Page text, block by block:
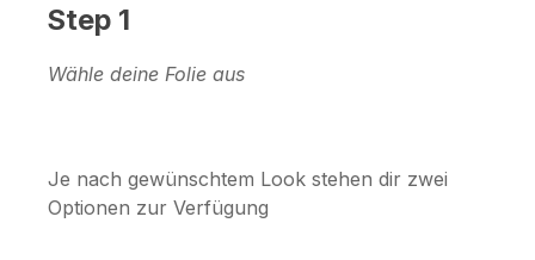
Step 1
Wähle deine Folie aus
Je nach gewünschtem Look stehen dir zwei
Optionen zur Verfügung